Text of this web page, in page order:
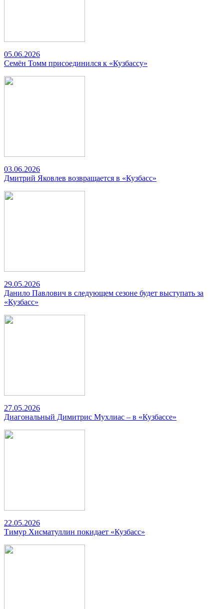
05.06.2026
Семён Томм присоединился к «Кузбассу»
03.06.2026
Дмитрий Яковлев возвращается в «Кузбасс»
29.05.2026
Данило Павлович в следующем сезоне будет выступать за
«Кузбасс»
27.05.2026
Диагональный Димитрис Мухлиас – в «Кузбассе»
22.05.2026
Тимур Хисматуллин покидает «Кузбасс»